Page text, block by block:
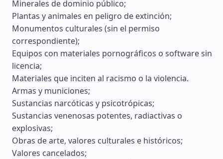
Minerales de dominio público;
Plantas y animales en peligro de extinción;
Monumentos culturales (sin el permiso
correspondiente);
Equipos con materiales pornográficos o software sin
licencia;
Materiales que inciten al racismo o la violencia.
Armas y municiones;
Sustancias narcóticas y psicotrópicas;
Sustancias venenosas potentes, radiactivas o
explosivas;
Obras de arte, valores culturales e históricos;
Valores cancelados;